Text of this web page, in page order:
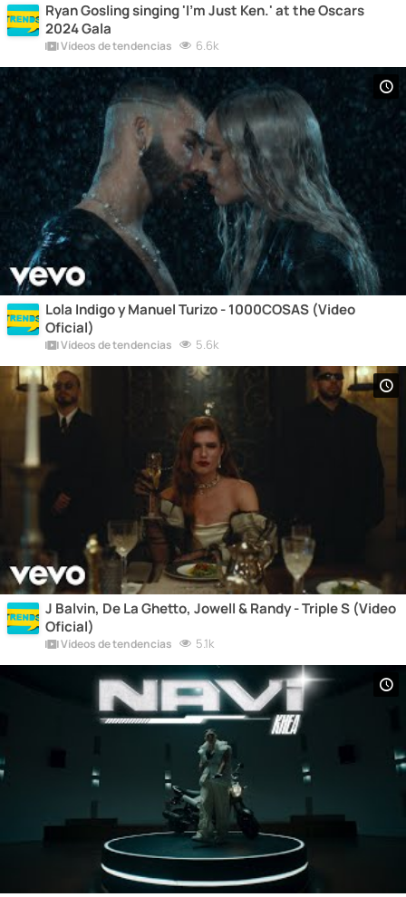
Ryan Gosling singing 'I'm Just Ken.' at the Oscars
2024 Gala
Vídeos de tendencias 6.6k
Lola Indigo y Manuel Turizo - 1000COSAS (Video
Oficial)
Vídeos de tendencias 5.6k
J Balvin, De La Ghetto, Jowell & Randy - Triple S (Video
Oficial)
Vídeos de tendencias 5.1k